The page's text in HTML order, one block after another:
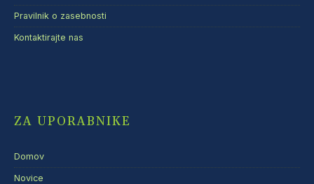
Pravilnik o zasebnosti
Kontaktirajte nas
ZA UPORABNIKE
Domov
Novice